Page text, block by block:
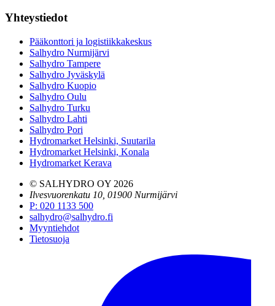
Yhteystiedot
Pääkonttori ja logistiikkakeskus
Salhydro Nurmijärvi
Salhydro Tampere
Salhydro Jyväskylä
Salhydro Kuopio
Salhydro Oulu
Salhydro Turku
Salhydro Lahti
Salhydro Pori
Hydromarket Helsinki, Suutarila
Hydromarket Helsinki, Konala
Hydromarket Kerava
© SALHYDRO OY 2026
Ilvesvuorenkatu 10, 01900 Nurmijärvi
P: 020 1133 500
salhydro@salhydro.fi
Myyntiehdot
Tietosuoja